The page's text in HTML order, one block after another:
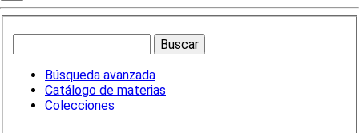
Búsqueda avanzada
Catálogo de materias
Colecciones